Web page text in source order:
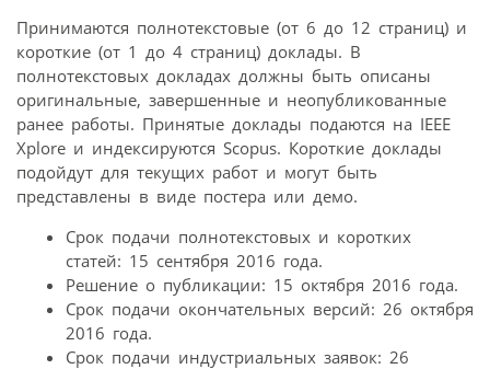
Принимаются полнотекстовые (от 6 до 12 страниц) и
короткие (от 1 до 4 страниц) доклады. В
полнотекстовых докладах должны быть описаны
оригинальные, завершенные и неопубликованные
ранее работы. Принятые доклады подаются на IEEE
Xplore и индексируются Scopus. Короткие доклады
подойдут для текущих работ и могут быть
представлены в виде постера или демо.
Срок подачи полнотекстовых и коротких
статей: 15 сентября 2016 года.
Решение о публикации: 15 октября 2016 года.
Срок подачи окончательных версий: 26 октября
2016 года.
Срок подачи индустриальных заявок: 26